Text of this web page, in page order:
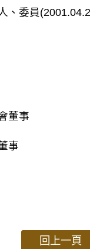
、委員
董事
事
回上一頁